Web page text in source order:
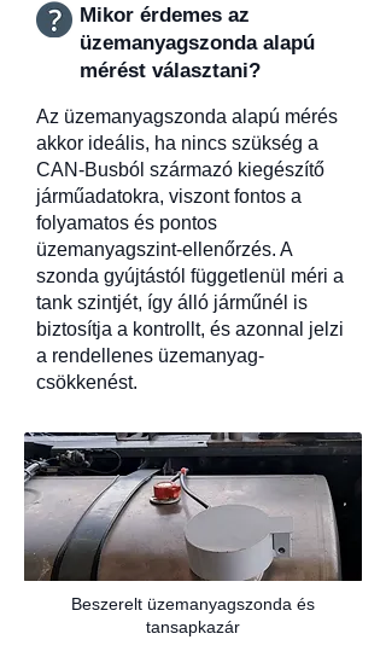
Mikor érdemes az
üzemanyagszonda alapú
mérést választani?
Az üzemanyagszonda alapú mérés
akkor ideális, ha nincs szükség a
CAN-Busból származó kiegészítő
járműadatokra, viszont fontos a
folyamatos és pontos
üzemanyagszint-ellenőrzés. A
szonda gyújtástól függetlenül méri a
tank szintjét, így álló járműnél is
biztosítja a kontrollt, és azonnal jelzi
a rendellenes üzemanyag-
csökkenést.
Beszerelt üzemanyagszonda és
tansapkazár